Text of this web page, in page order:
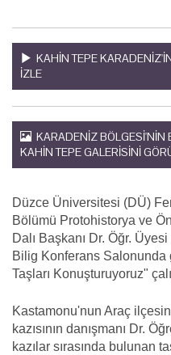
KAHIN TEPE
IZLE
KARADENIZ BÖLGESI'NIN
KAHIN TEPE GALERISINI
Düzce Üniversitesi (DÜ)
Bölümü Protohistorya ve
Dalı Başkanı Dr. Öğr.
Bilig Konferans
Taşları Konuşturuyoruz"
Kastamonu'nun Araç
kazısının danışmanı Dr.
kazılar sırasında bulunan